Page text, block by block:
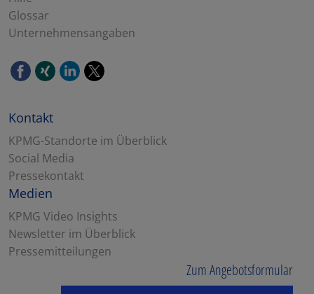
Glossar
Unternehmensangaben
Kontakt
KPMG-Standorte im Überblick
Social Media
Pressekontakt
Medien
KPMG Video Insights
Newsletter im Überblick
Pressemitteilungen
Zum Angebotsformular